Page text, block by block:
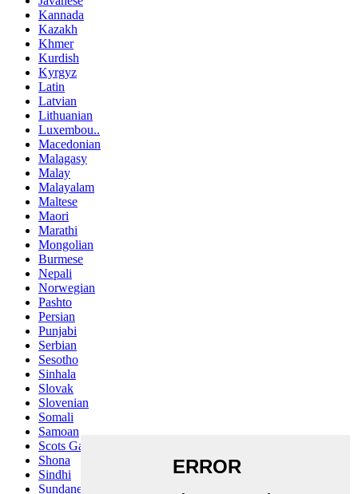
Kannada
Kazakh
Khmer
Kurdish
Kyrgyz
Latin
Latvian
Lithuanian
Luxembou..
Macedonian
Malagasy
Malay
Malayalam
Maltese
Maori
Marathi
Mongolian
Burmese
Nepali
Norwegian
Pashto
Persian
Punjabi
Serbian
Sesotho
Sinhala
Slovak
Slovenian
Somali
Samoan
Scots Gaelic
Shona
Sindhi
Sundanese